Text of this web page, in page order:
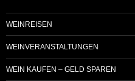
WEINREISEN
WEINVERANSTALTUNGEN
WEIN KAUFEN – GELD SPAREN